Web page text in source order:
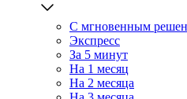
С мгновенным
Экспресс
За 5 минут
На 1 месяц
На 2 месяца